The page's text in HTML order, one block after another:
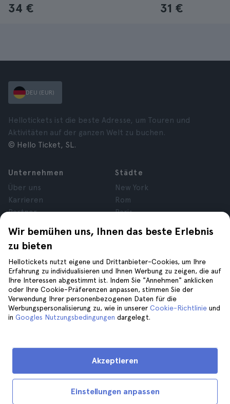
34 € 31 €
Wir bemühen uns, Ihnen das beste Erlebnis
zu bieten
Hellotickets nutzt eigene und Drittanbieter-Cookies, um Ihre
Erfahrung zu individualisieren und Ihnen Werbung zu zeigen, die auf
Ihre Interessen abgestimmt ist. Indem Sie "Annehmen" anklicken
oder Ihre Cookie-Präferenzen anpassen, stimmen Sie der
Verwendung Ihrer personenbezogenen Daten für die
Werbungspersonalisierung zu, wie in unserer Cookie-Richtlinie und
in Googles Nutzungsbedingungen dargelegt.
Einstellungen anpassen
Akzeptieren
DEU (EUR)
Hellotickets ist die beste Adresse, um Touren und
Aktivitäten auf der ganzen Welt zu buchen.
© Hello Ticket, SL.
Unternehmen
Über uns
Karrieren
Partner
Datenschutz
Allgemeine
Geschäftsbedingungen
Cookies
Impressum
Städte
New York
Rom
Paris
Granada
Teneriffa
Hilfe
Folge uns auf